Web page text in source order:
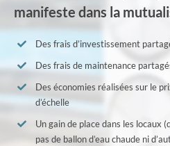
manifeste dans la
Des frais d’investissement
Des frais de maintenance
Des économies réalisées sur le
d’échelle
Un gain de place dans les locaux
pas de ballon d’eau chaude ni